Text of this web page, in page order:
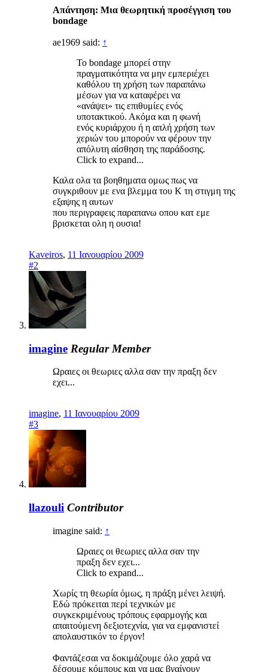
Απάντηση: Μια θεωρητική προσέγγιση του
bondage
ae1969 said: ↑
Το bondage μπορεί στην
πραγματικότητα να μην εμπεριέχει
καθόλου τη χρήση των παραπάνω
μέσων για να καταφέρει να
«ανάψει» τις επιθυμίες ενός
υποτακτικού. Ακόμα και η φωνή
ενός κυριάρχου ή η απλή χρήση των
χεριών του μπορούν να φέρουν την
απόλυτη αίσθηση της παράδοσης.
Click to expand...
Καλα ολα τα βοηθηματα ομως πως να
συγκριθουν με ενα βλεμμα του Κ τη στιγμη της
εξαψης η αυτων
που περιγραφεις παραπανω οπου κατ εμε
βρισκεται ολη η ουσια!
Kaveiros, 11 Ιανουαρίου 2009
#2
imagine Regular Member
Ωραιες οι θεωριες αλλα σαν την πραξη δεν
εχει...
imagine, 11 Ιανουαρίου 2009
#3
llazouli Contributor
imagine said: ↑
Ωραιες οι θεωριες αλλα σαν την
πραξη δεν εχει...
Click to expand...
Xωρίς τη θεωρία όμως, η πράξη μένει λειψή.
Εδώ πρόκειται περί τεχνικών με
συγκεκριμένους τρόπους εφαρμογής και
απαιτούμενη δεξιοτεχνία, για να εμφανιστεί
απολαυστικόν το έργον!
Φαντάζεσαι να δοκιμάζουμε όλο χαρά να
δέσουμε κόμπους και να μας βγαίνουν